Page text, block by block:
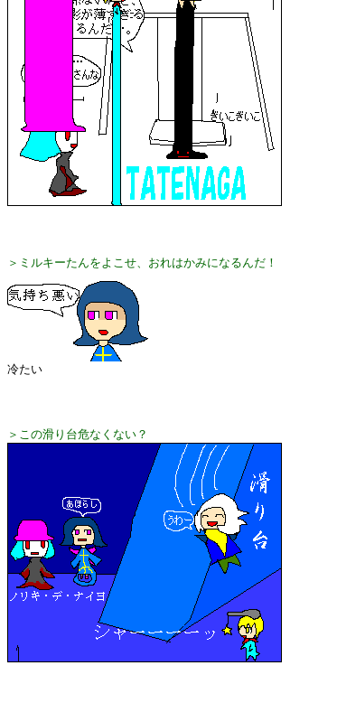
＞ミルキーたんをよこせ、おれはかみになるんだ！
冷たい
＞この滑り台危なくない？